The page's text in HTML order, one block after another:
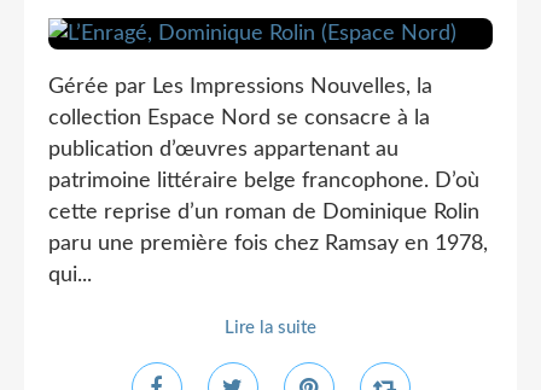
Gérée par Les Impressions Nouvelles, la
collection Espace Nord se consacre à la
publication d’œuvres appartenant au
patrimoine littéraire belge francophone. D’où
cette reprise d’un roman de Dominique Rolin
paru une première fois chez Ramsay en 1978,
qui...
Lire la suite